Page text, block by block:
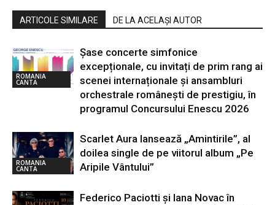
ARTICOLE SIMILARE DE LA ACELAȘI AUTOR
ROMANIA
CANTA
Șase concerte simfonice
excepționale, cu invitați de prim rang ai
scenei internaționale și ansambluri
orchestrale românești de prestigiu, în
programul Concursului Enescu 2026
ROMANIA
CANTA
Scarlet Aura lansează „Amintirile”, al
doilea single de pe viitorul album „Pe
Aripile Vântului”
Federico Paciotti și Iana Novac în